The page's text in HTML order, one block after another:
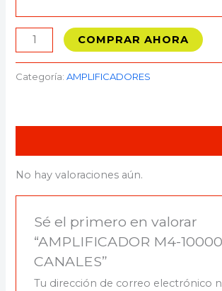
COMPRAR AHORA
Categoría:AMPLIFICADORES
No hay valoraciones aún.
Sé el primero en valorar
“AMPLIFICADOR M4-
CANALES”
Tu dirección de correo electrónico